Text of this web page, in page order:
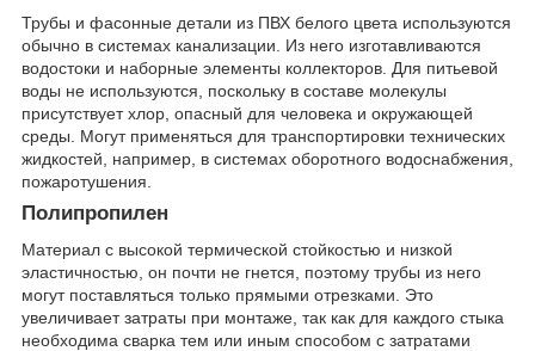
Трубы и фасонные детали из ПВХ белого цвета используются
обычно в системах канализации. Из него изготавливаются
водостоки и наборные элементы коллекторов. Для питьевой
воды не используются, поскольку в составе молекулы
присутствует хлор, опасный для человека и окружающей
среды. Могут применяться для транспортировки технических
жидкостей, например, в системах оборотного водоснабжения,
пожаротушения.
Полипропилен
Материал с высокой термической стойкостью и низкой
эластичностью, он почти не гнется, поэтому трубы из него
могут поставляться только прямыми отрезками. Это
увеличивает затраты при монтаже, так как для каждого стыка
необходима сварка тем или иным способом с затратами